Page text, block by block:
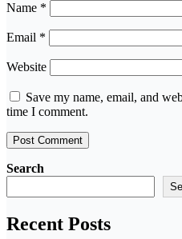
Name *
Email *
Website
Save my name, email, and
time I comment.
Search
Recent Posts